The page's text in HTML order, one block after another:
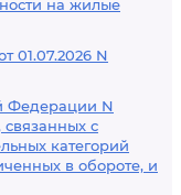
на жилые
01.07.2026 N
Федерации N
связанных с
категорий
в обороте, и